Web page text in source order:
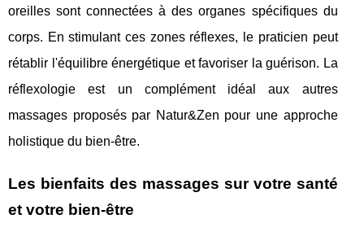
oreilles sont connectées à des organes spécifiques du
corps. En stimulant ces zones réflexes, le praticien peut
rétablir l'équilibre énergétique et favoriser la guérison. La
réflexologie est un complément idéal aux autres
massages proposés par Natur&Zen pour une approche
holistique du bien-être.
Les bienfaits des massages sur votre santé
et votre bien-être